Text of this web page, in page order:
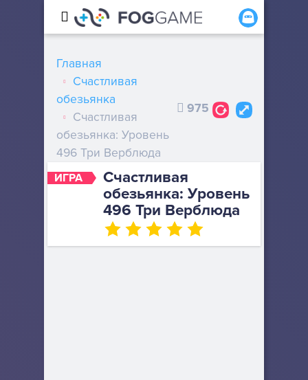
ИГРА
Счастливая
обезьянка: Уровень
496 Три Верблюда
Главная
Счастливая
обезьянка
Счастливая
обезьянка: Уровень
496 Три Верблюда
975